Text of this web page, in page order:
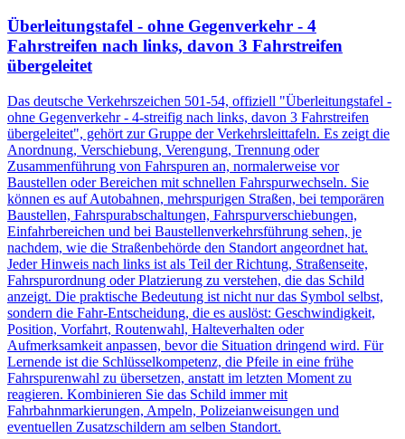
Überleitungstafel - ohne Gegenverkehr - 4
Fahrstreifen nach links, davon 3 Fahrstreifen
übergeleitet
Das deutsche Verkehrszeichen 501-54, offiziell "Überleitungstafel -
ohne Gegenverkehr - 4-streifig nach links, davon 3 Fahrstreifen
übergeleitet", gehört zur Gruppe der Verkehrsleittafeln. Es zeigt die
Anordnung, Verschiebung, Verengung, Trennung oder
Zusammenführung von Fahrspuren an, normalerweise vor
Baustellen oder Bereichen mit schnellen Fahrspurwechseln. Sie
können es auf Autobahnen, mehrspurigen Straßen, bei temporären
Baustellen, Fahrspurabschaltungen, Fahrspurverschiebungen,
Einfahrbereichen und bei Baustellenverkehrsführung sehen, je
nachdem, wie die Straßenbehörde den Standort angeordnet hat.
Jeder Hinweis nach links ist als Teil der Richtung, Straßenseite,
Fahrspurordnung oder Platzierung zu verstehen, die das Schild
anzeigt. Die praktische Bedeutung ist nicht nur das Symbol selbst,
sondern die Fahr-Entscheidung, die es auslöst: Geschwindigkeit,
Position, Vorfahrt, Routenwahl, Halteverhalten oder
Aufmerksamkeit anpassen, bevor die Situation dringend wird. Für
Lernende ist die Schlüsselkompetenz, die Pfeile in eine frühe
Fahrspurenwahl zu übersetzen, anstatt im letzten Moment zu
reagieren. Kombinieren Sie das Schild immer mit
Fahrbahnmarkierungen, Ampeln, Polizeianweisungen und
eventuellen Zusatzschildern am selben Standort.